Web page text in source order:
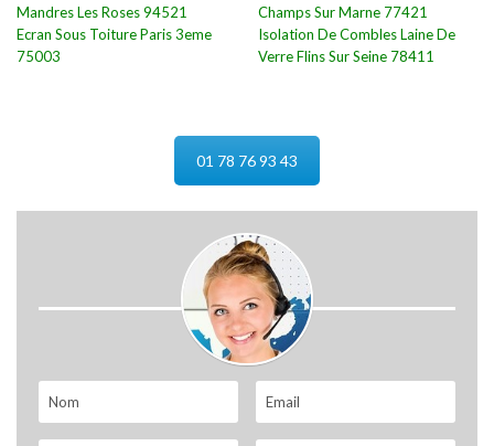
Mandres Les Roses 94521
Ecran Sous Toiture Paris 3eme
75003
Champs Sur Marne 77421
Isolation De Combles Laine De
Verre Flins Sur Seine 78411
01 78 76 93 43